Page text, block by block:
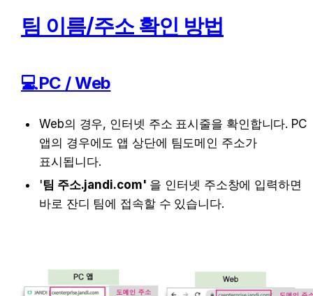
팀 이름/주소 확인 방법
💻PC / Web
Web의 경우, 인터넷 주소 표시줄을 확인합니다. PC
앱의 경우에도 앱 상단에 팀도메인 주소가
표시됩니다.
'팀 주소.jandi.com' 을 인터넷 주소창에 입력하면
바로 잔디 팀에 접속할 수 있습니다.